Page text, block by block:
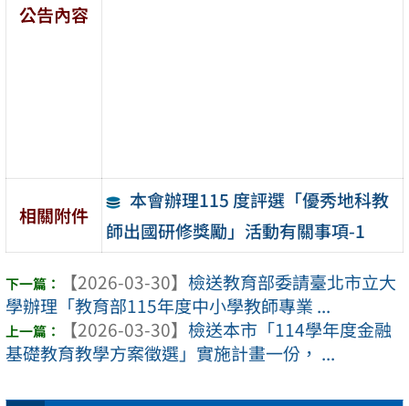
公告內容
相關附件
本會辦理115 度評選「優秀地科教
師出國研修獎勵」活動有關事項-1
【2026-03-30】 檢送教育部委請臺北市立大
學辦理「教育部115年度中小學教師專業 ...
【2026-03-30】 檢送本市「114學年度金融
基礎教育教學方案徵選」實施計畫一份， ...